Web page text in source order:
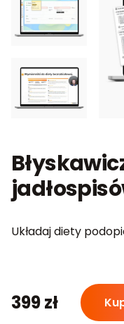
Układaj diety
399zł
ilość